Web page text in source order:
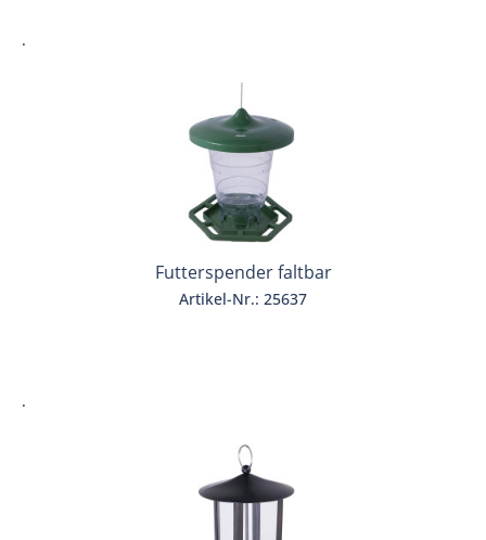
.
Futterspender faltbar
Artikel-Nr.: 25637
.